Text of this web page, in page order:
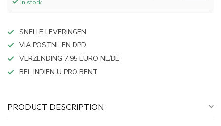
In stock
SNELLE LEVERINGEN
VIA POSTNL EN DPD
VERZENDING 7.95 EURO NL/BE
BEL INDIEN U PRO BENT
PRODUCT DESCRIPTION